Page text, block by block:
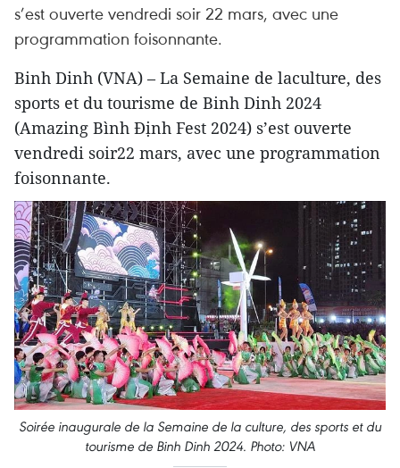
s’est ouverte vendredi soir 22 mars, avec une
programmation foisonnante.
Binh Dinh (VNA) – La Semaine de laculture, des
sports et du tourisme de Binh Dinh 2024
(Amazing Bình Định Fest 2024) s’est ouverte
vendredi soir22 mars, avec une programmation
foisonnante.
Soirée inaugurale de la Semaine de la culture, des sports et du
tourisme de Binh Dinh 2024. Photo: VNA